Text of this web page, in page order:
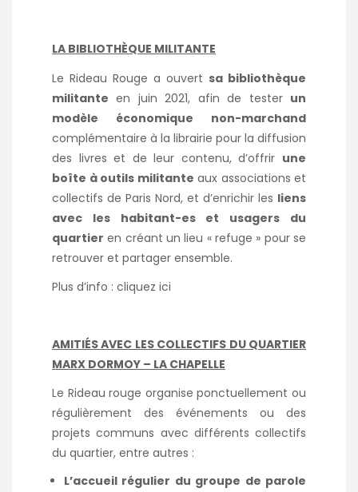
LA BIBLIOTHÈQUE MILITANTE
Le Rideau Rouge a ouvert sa bibliothèque
militante en juin 2021, afin de tester un
modèle économique non-marchand
complémentaire à la librairie pour la diffusion
des livres et de leur contenu, d’offrir une
boîte à outils militante aux associations et
collectifs de Paris Nord, et d’enrichir les liens
avec les habitant-es et usagers du
quartier en créant un lieu « refuge » pour se
retrouver et partager ensemble.
Plus d’info : cliquez ici
AMITIÉS AVEC LES COLLECTIFS DU QUARTIER
MARX DORMOY – LA CHAPELLE
Le Rideau rouge organise ponctuellement ou
régulièrement des événements ou des
projets communs avec différents collectifs
du quartier, entre autres :
L’accueil régulier du groupe de parole